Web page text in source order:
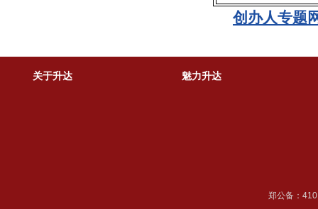
创办人专题
关于升达 魅力升达
郑公备：